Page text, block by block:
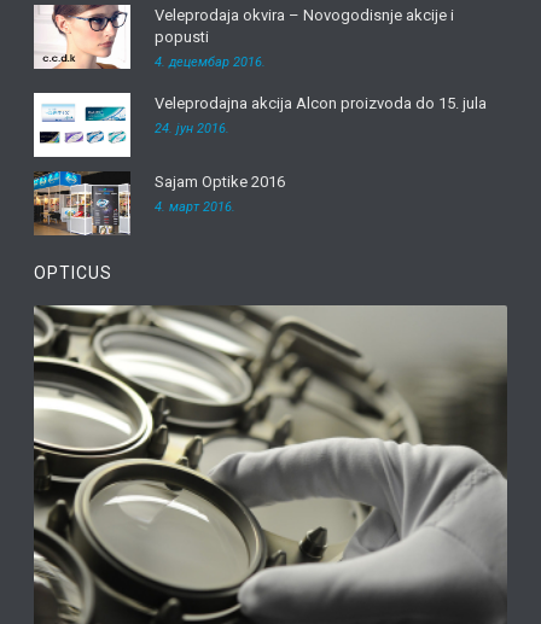
Veleprodaja okvira – Novogodisnje akcije i
popusti
4. децембар 2016.
Veleprodajna akcija Alcon proizvoda do 15. jula
24. јун 2016.
Sajam Optike 2016
4. март 2016.
OPTICUS